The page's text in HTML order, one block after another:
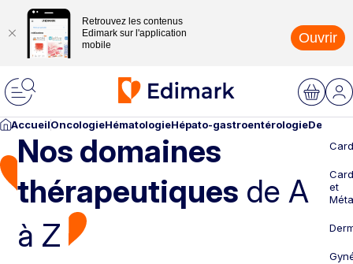
Retrouvez les contenus
Edimark sur l'application
mobile
Ouvrir
AccueilOncologieHématologieHépato-gastroentérologie
Nos domaines
thérapeutiques de A
à Z
et